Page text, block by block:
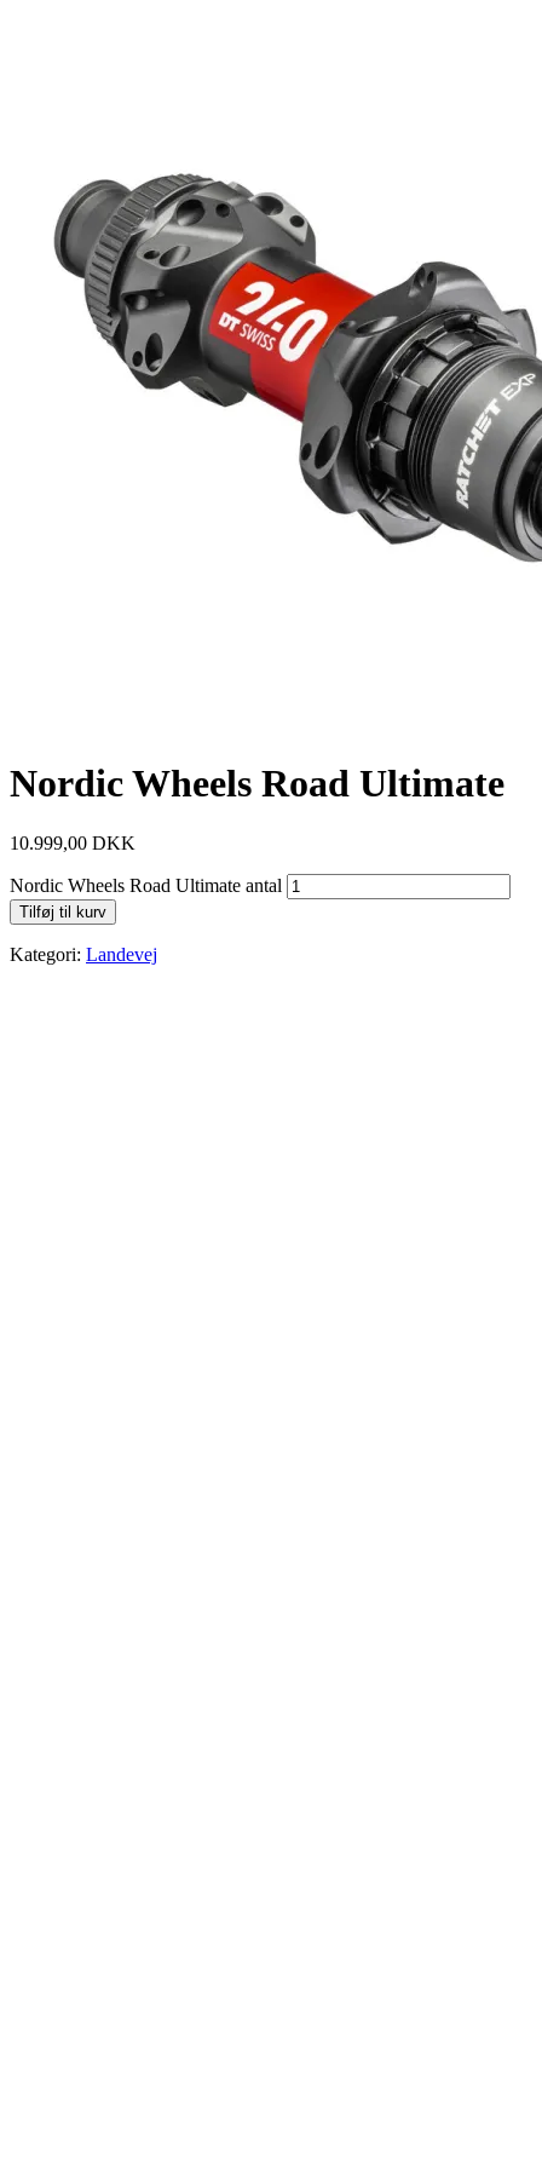
Nordic Wheels Road Ultimate
10.999,00 DKK
Nordic Wheels Road Ultimate antal
Tilføj til kurv
Kategori: Landevej